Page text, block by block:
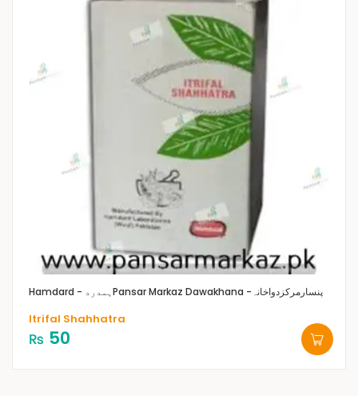
Hamdard - ہمدرد Pansar Markaz Dawakhana -پنسارمرکزدواخانہ
Itrifal Shahhatra
₨ 50